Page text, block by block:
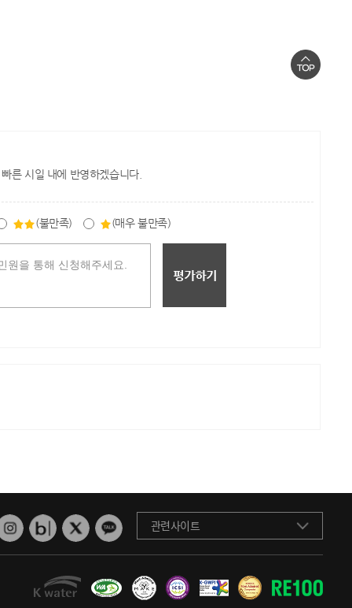
른 시일 내에 반영하겠습니다.
(불만족) (매우 불만족)
관련사이트